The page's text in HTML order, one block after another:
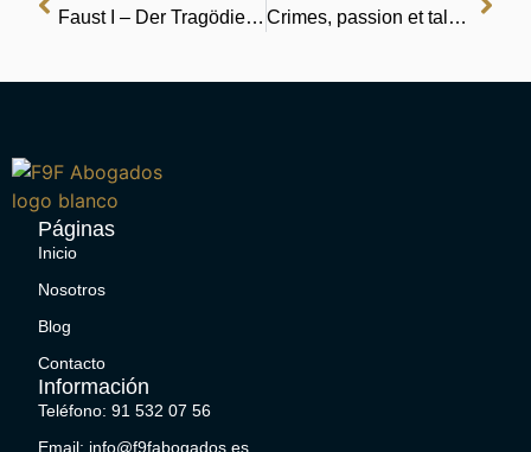
Faust I – Der Tragödie Erster Teil – PDF Crimes, passion et talons aiguilles | Livre Gratuit
Páginas
Inicio
Nosotros
Blog
Contacto
Información
Teléfono: 91 532 07 56
Email: info@f9fabogados.es